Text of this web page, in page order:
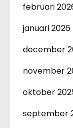
februari
januari 2026
december
november
oktober
september